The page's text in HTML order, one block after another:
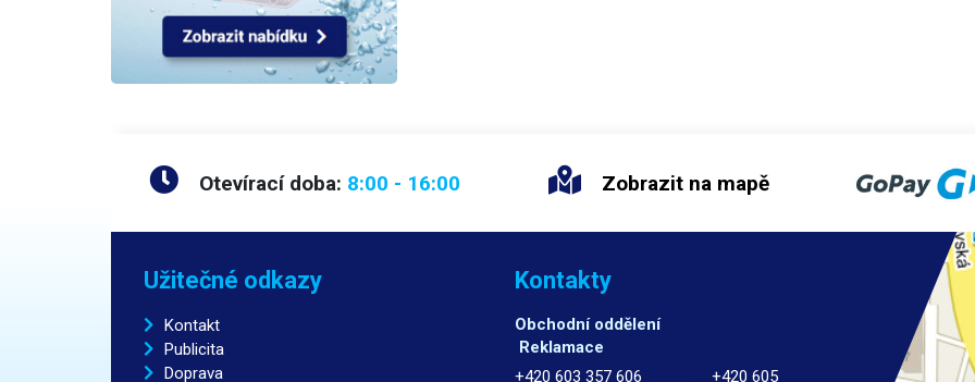
Otevírací doba: 8:00 - 16:00 Zobrazit na mapě
Užitečné odkazy
Kontakt
Publicita
Doprava
Kontakty
Obchodní oddělení
Reklamace
+420 603 357 606 +420 605